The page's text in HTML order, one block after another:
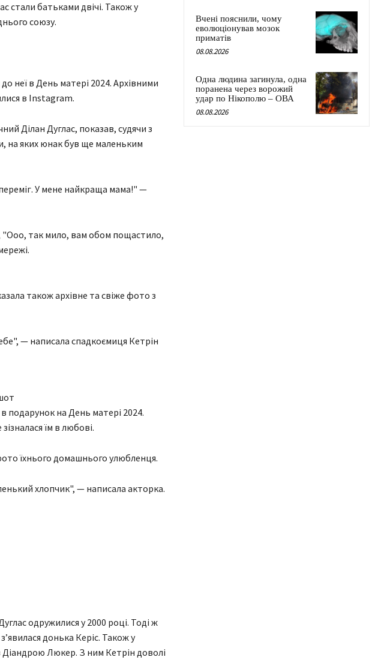
стали батьками двічі. Також у
союзу.
неї в День матері 2024. Архівними
в Instagram.
Ділан Дуглас, показав, судячи з
на яких юнак був ще маленьким
У мене найкраща мама!" —
"Ооо, так мило, вам обом пощастило,
також архівне та свіже фото з
— написала спадкоємиця Кетрін
подарунок на День матері 2024.
їм в любові.
їхнього домашнього улюбленця.
хлопчик", — написала акторка.
одружилися у 2000 році. Тоді ж
донька Керіс. Також у
Діандрою Люкер. З ним Кетрін доволі
Вчені пояснили, чому
еволюціонував мозок
приматів
08.08.2026
Одна людина загинула, одна
поранена через ворожий
удар по Нікополю – ОВА
08.08.2026